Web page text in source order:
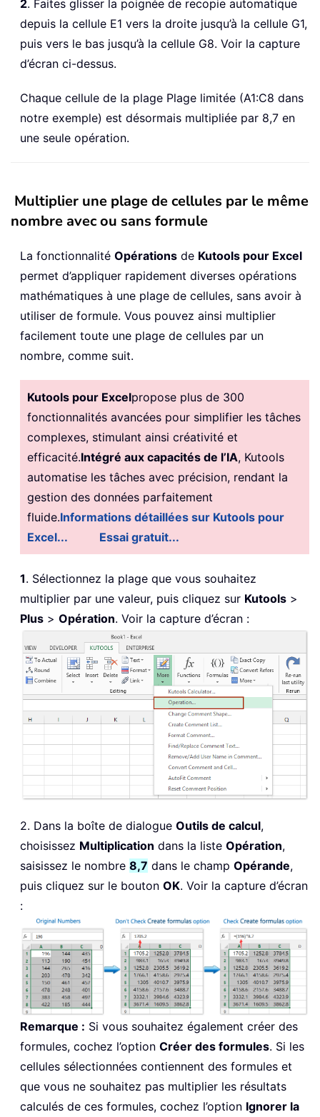
2. Faites glisser la poignée de recopie automatique
depuis la cellule E1 vers la droite jusqu’à la cellule G1,
puis vers le bas jusqu’à la cellule G8. Voir la capture
d’écran ci-dessus.
Chaque cellule de la plage Plage limitée (A1:C8 dans
notre exemple) est désormais multipliée par 8,7 en
une seule opération.
Multiplier une plage de cellules par le même
nombre avec ou sans formule
La fonctionnalité Opérations de Kutools pour Excel
permet d’appliquer rapidement diverses opérations
mathématiques à une plage de cellules, sans avoir à
utiliser de formule. Vous pouvez ainsi multiplier
facilement toute une plage de cellules par un
nombre, comme suit.
Kutools pour Excelpropose plus de 300
fonctionnalités avancées pour simplifier les tâches
complexes, stimulant ainsi créativité et
efficacité.Intégré aux capacités de l’IA, Kutools
automatise les tâches avec précision, rendant la
gestion des données parfaitement
fluide.Informations détaillées sur Kutools pour
Excel...
Essai gratuit...
1. Sélectionnez la plage que vous souhaitez
multiplier par une valeur, puis cliquez sur Kutools >
Plus > Opération. Voir la capture d’écran :
2. Dans la boîte de dialogue Outils de calcul,
choisissez Multiplication dans la liste Opération,
saisissez le nombre 8,7 dans le champ Opérande,
puis cliquez sur le bouton OK. Voir la capture d’écran
:
Remarque : Si vous souhaitez également créer des
formules, cochez l’option Créer des formules. Si les
cellules sélectionnées contiennent des formules et
que vous ne souhaitez pas multiplier les résultats
calculés de ces formules, cochez l’option Ignorer la